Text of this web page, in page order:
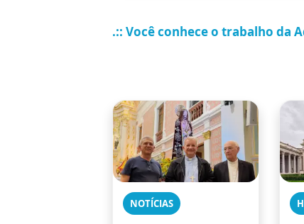
.:: Você conhece o trabalho da
NOTÍCIAS